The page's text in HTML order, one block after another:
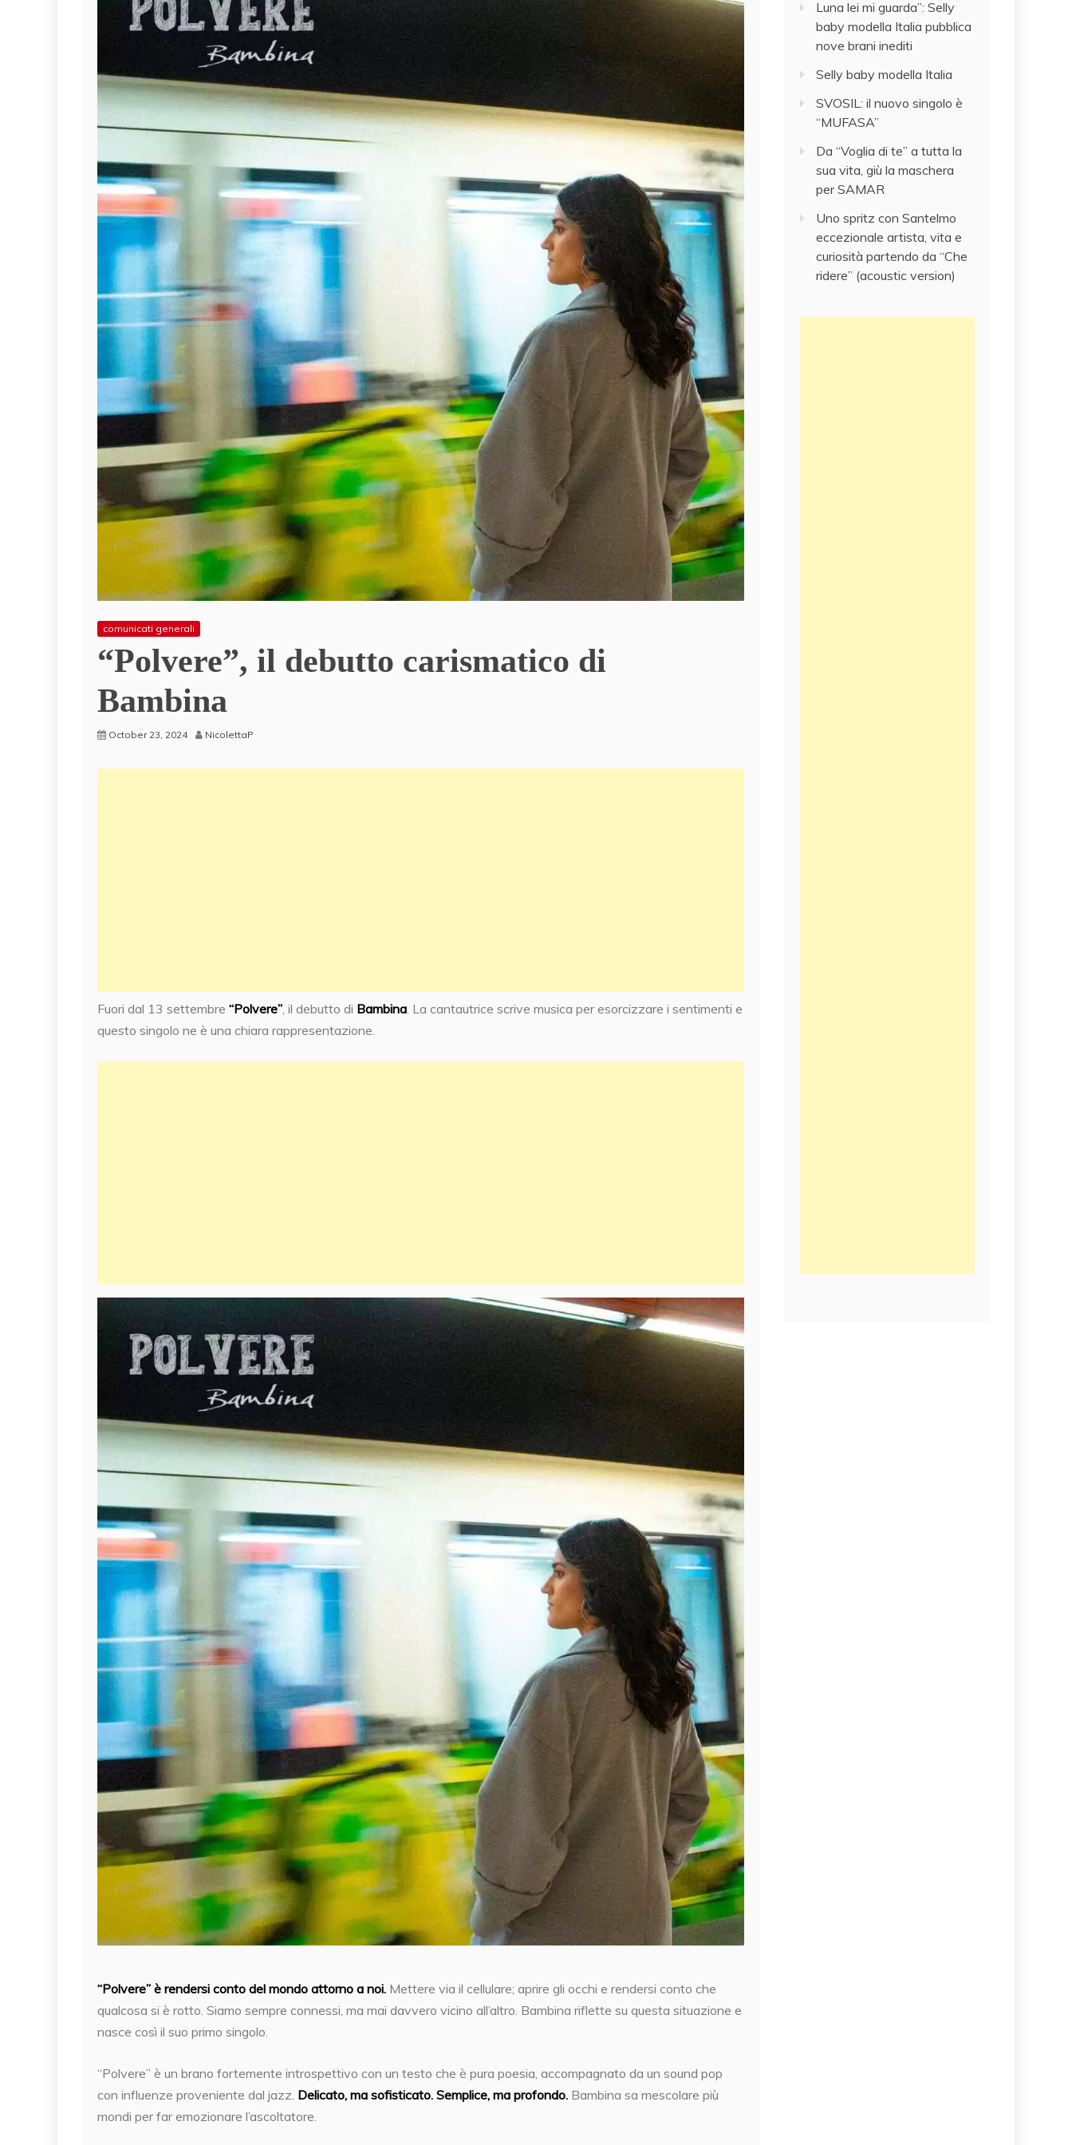
comunicati generali
“Polvere”, il debutto carismatico di
Bambina
October 23, 2024 NicolettaP
Fuori dal 13 settembre “Polvere”, il debutto di Bambina. La cantautrice scrive musica per esorcizzare i sentimenti e
questo singolo ne è una chiara rappresentazione.
“Polvere” è rendersi conto del mondo attorno a noi. Mettere via il cellulare; aprire gli occhi e rendersi conto che
qualcosa si è rotto. Siamo sempre connessi, ma mai davvero vicino all’altro. Bambina riflette su questa situazione e
nasce così il suo primo singolo.
“Polvere” è un brano fortemente introspettivo con un testo che è pura poesia, accompagnato da un sound pop
con influenze proveniente dal jazz. Delicato, ma sofisticato. Semplice, ma profondo. Bambina sa mescolare più
mondi per far emozionare l’ascoltatore.
Luna lei mi guarda”: Selly
baby modella Italia pubblica
nove brani inediti
Selly baby modella Italia
SVOSIL: il nuovo singolo è
“MUFASA”
Da “Voglia di te” a tutta la
sua vita, giù la maschera
per SAMAR
Uno spritz con Santelmo
eccezionale artista, vita e
curiosità partendo da “Che
ridere” (acoustic version)